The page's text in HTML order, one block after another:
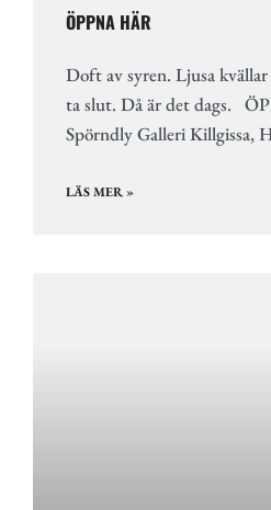
ÖPPNA HÄR
Doft av syren. Ljusa
ta slut. Då är det dags.
Spörndly Galleri Killgissa,
LÄS MER »